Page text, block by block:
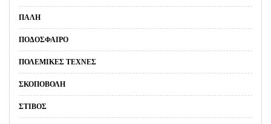
ΠΆΛΗ
ΠΟΔΌΣΦΑΙΡΟ
ΠΟΛΕΜΙΚΈΣ ΤΈΧΝΕΣ
ΣΚΟΠΟΒΟΛΉ
ΣΤΊΒΟΣ